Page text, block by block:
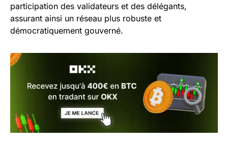
participation des validateurs et des délégants,
assurant ainsi un réseau plus robuste et
démocratiquement gouverné.